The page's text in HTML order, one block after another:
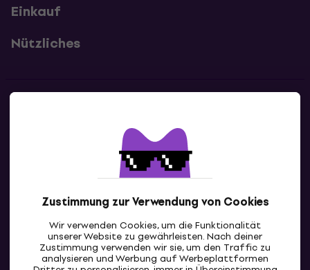
Zustimmung zur Verwendung von Cookies
Wir verwenden Cookies, um die Funktionalität
unserer Website zu gewährleisten. Nach deiner
Zustimmung verwenden wir sie, um den Traffic zu
analysieren und Werbung auf Werbeplattformen
Einkauf
Nützliches
Kontaktiere uns